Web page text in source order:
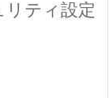
リティ設定